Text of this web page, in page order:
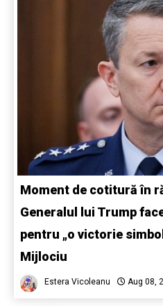
Moment de cotitură în
Generalul lui Trump
pentru „o victorie
Mijlociu
Estera Vicoleanu Aug 08,